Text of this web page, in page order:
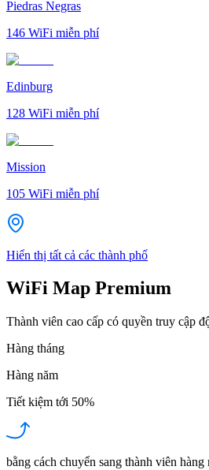
Piedras Negras
146 WiFi miễn phí
Edinburg
128 WiFi miễn phí
Mission
105 WiFi miễn phí
Hiển thị tất cả các thành phố
WiFi Map Premium
Thành viên cao cấp có quyền truy cập
Hàng tháng
Hàng năm
Tiết kiệm tới 50%
bằng cách chuyển sang thành viên hàng